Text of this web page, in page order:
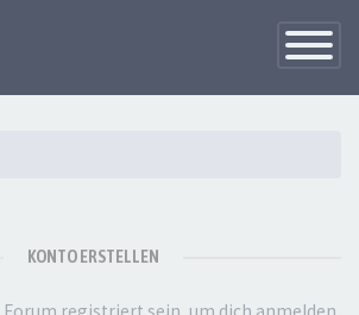
KONTO ERSTELLEN